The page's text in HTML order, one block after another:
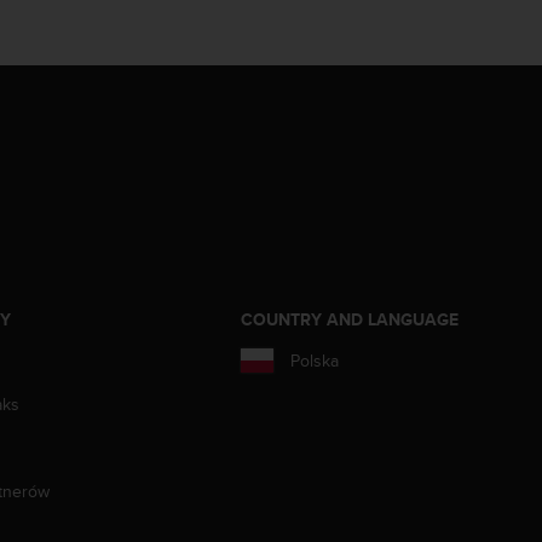
COUNTRY AND LANGUAGE
Polska